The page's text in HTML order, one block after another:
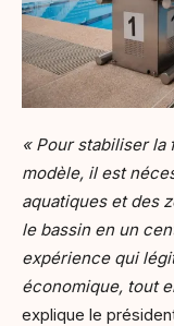
« Pour stabiliser
modèle, il est
aquatiques et des
le bassin en un
expérience qui
économique, tout
explique le